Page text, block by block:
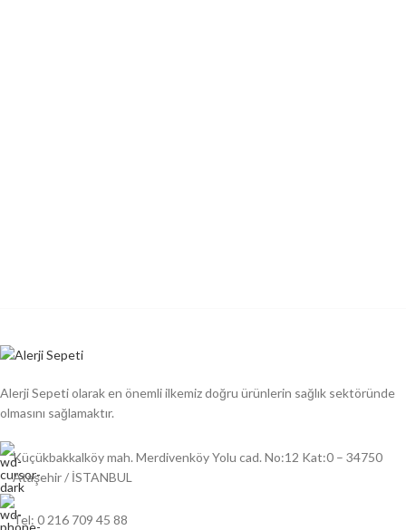
Alerji Sepeti olarak en önemli ilkemiz doğru ürünlerin sağlık sektöründe
olmasını sağlamaktır.
Küçükbakkalköy mah. Merdivenköy Yolu cad. No:12 Kat:0 – 34750
Ataşehir / İSTANBUL
Tel: 0 216 709 45 88